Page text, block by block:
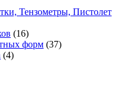
Тензометры, Пистолет
(16)
форм (37)
(4)